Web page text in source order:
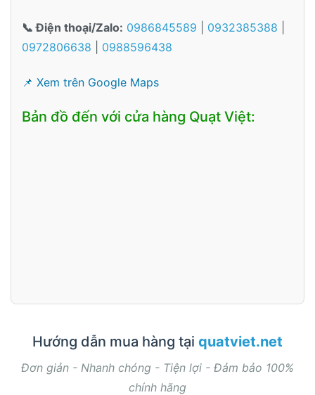
📞 Điện thoại/Zalo: 0986845589 0932385388
0972806638
0988596438
📌 Xem trên Google Maps
Bản đồ đến với cửa hàng Quạt Việt:
Hướng dẫn mua hàng tại quatviet.net
Đơn giản - Nhanh chóng - Tiện lợi - Đảm bảo 100%
chính hãng